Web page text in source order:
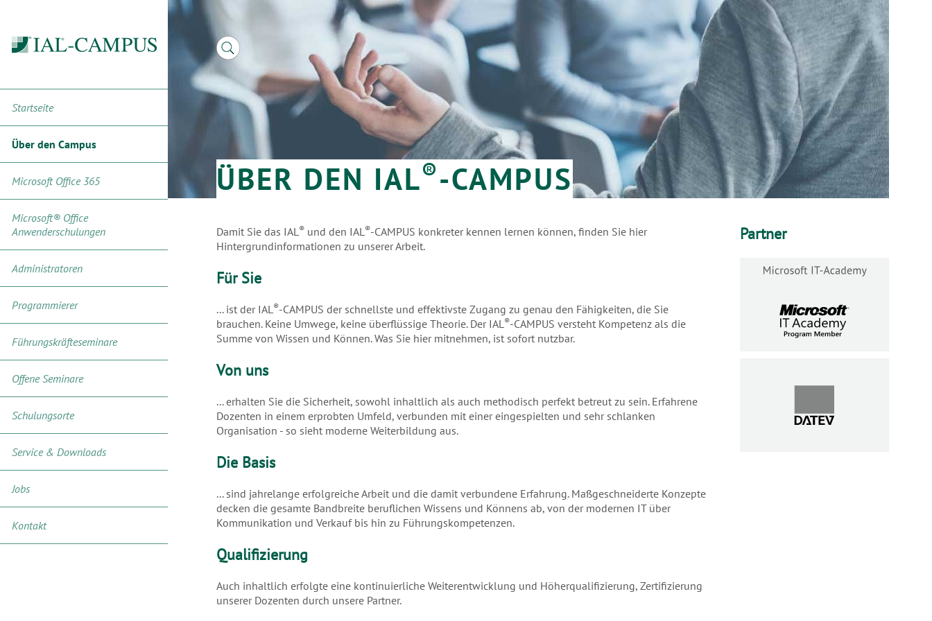
Startseite
Über den Campus
IAL®-
CAMPUS
für
Macher
IAL®-
CAMPUS
für
Entscheider
IAL®-
Campus
Team
Imagetrailer
Referenzen
Microsoft Office 365
Microsoft® Office
Anwenderschulungen
Administratoren
Programmierer
Führungskräfteseminare
Offene Seminare
Schulungsorte
Service & Downloads
Jobs
Kontakt
ÜBER DEN IAL®-CAMPUS
Damit Sie das IAL® und den IAL®-CAMPUS konkreter kennen lernen können, finden Sie hier
Hintergrundinformationen zu unserer Arbeit.
Für Sie
... ist der IAL®-CAMPUS der schnellste und effektivste Zugang zu genau den Fähigkeiten, die Sie
brauchen. Keine Umwege, keine überflüssige Theorie. Der IAL®-CAMPUS versteht Kompetenz als die
Summe von Wissen und Können. Was Sie hier mitnehmen, ist sofort nutzbar.
Von uns
... erhalten Sie die Sicherheit, sowohl inhaltlich als auch methodisch perfekt betreut zu sein. Erfahrene
Dozenten in einem erprobten Umfeld, verbunden mit einer eingespielten und sehr schlanken
Organisation - so sieht moderne Weiterbildung aus.
Die Basis
... sind jahrelange erfolgreiche Arbeit und die damit verbundene Erfahrung. Maßgeschneiderte Konzepte
decken die gesamte Bandbreite beruflichen Wissens und Könnens ab, von der modernen IT über
Kommunikation und Verkauf bis hin zu Führungskompetenzen.
Qualifizierung
Auch inhaltlich erfolgte eine kontinuierliche Weiterentwicklung und Höherqualifizierung, Zertifizierung
unserer Dozenten durch unsere Partner.
Partner